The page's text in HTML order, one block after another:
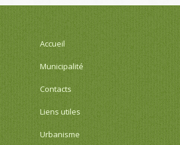
Accueil
Municipalité
Contacts
Liens utiles
Urbanisme